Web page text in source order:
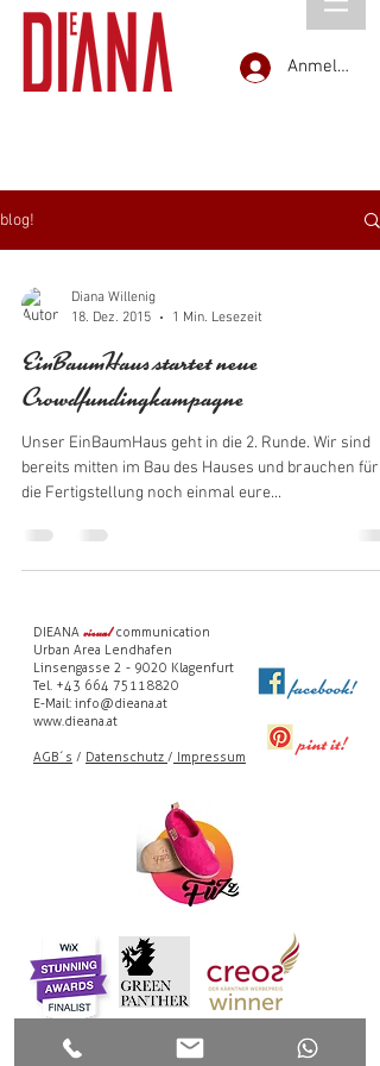
Anmelden
blog!
Diana Willenig
18. Dez. 2015
1 Min. Lesezeit
EinBaumHaus startet neue
Crowdfundingkampagne
Unser EinBaumHaus geht in die 2. Runde. Wir sind
bereits mitten im Bau des Hauses und brauchen für
die Fertigstellung noch einmal eure...
DIEANA visual communication
Urban Area Lendhafen
Linsengasse 2 - 9020 Klagenfurt
Tel. +43 664 75118820
E-Mail: info@dieana.at
www.dieana.at
AGB´s / Datenschutz / Impressum